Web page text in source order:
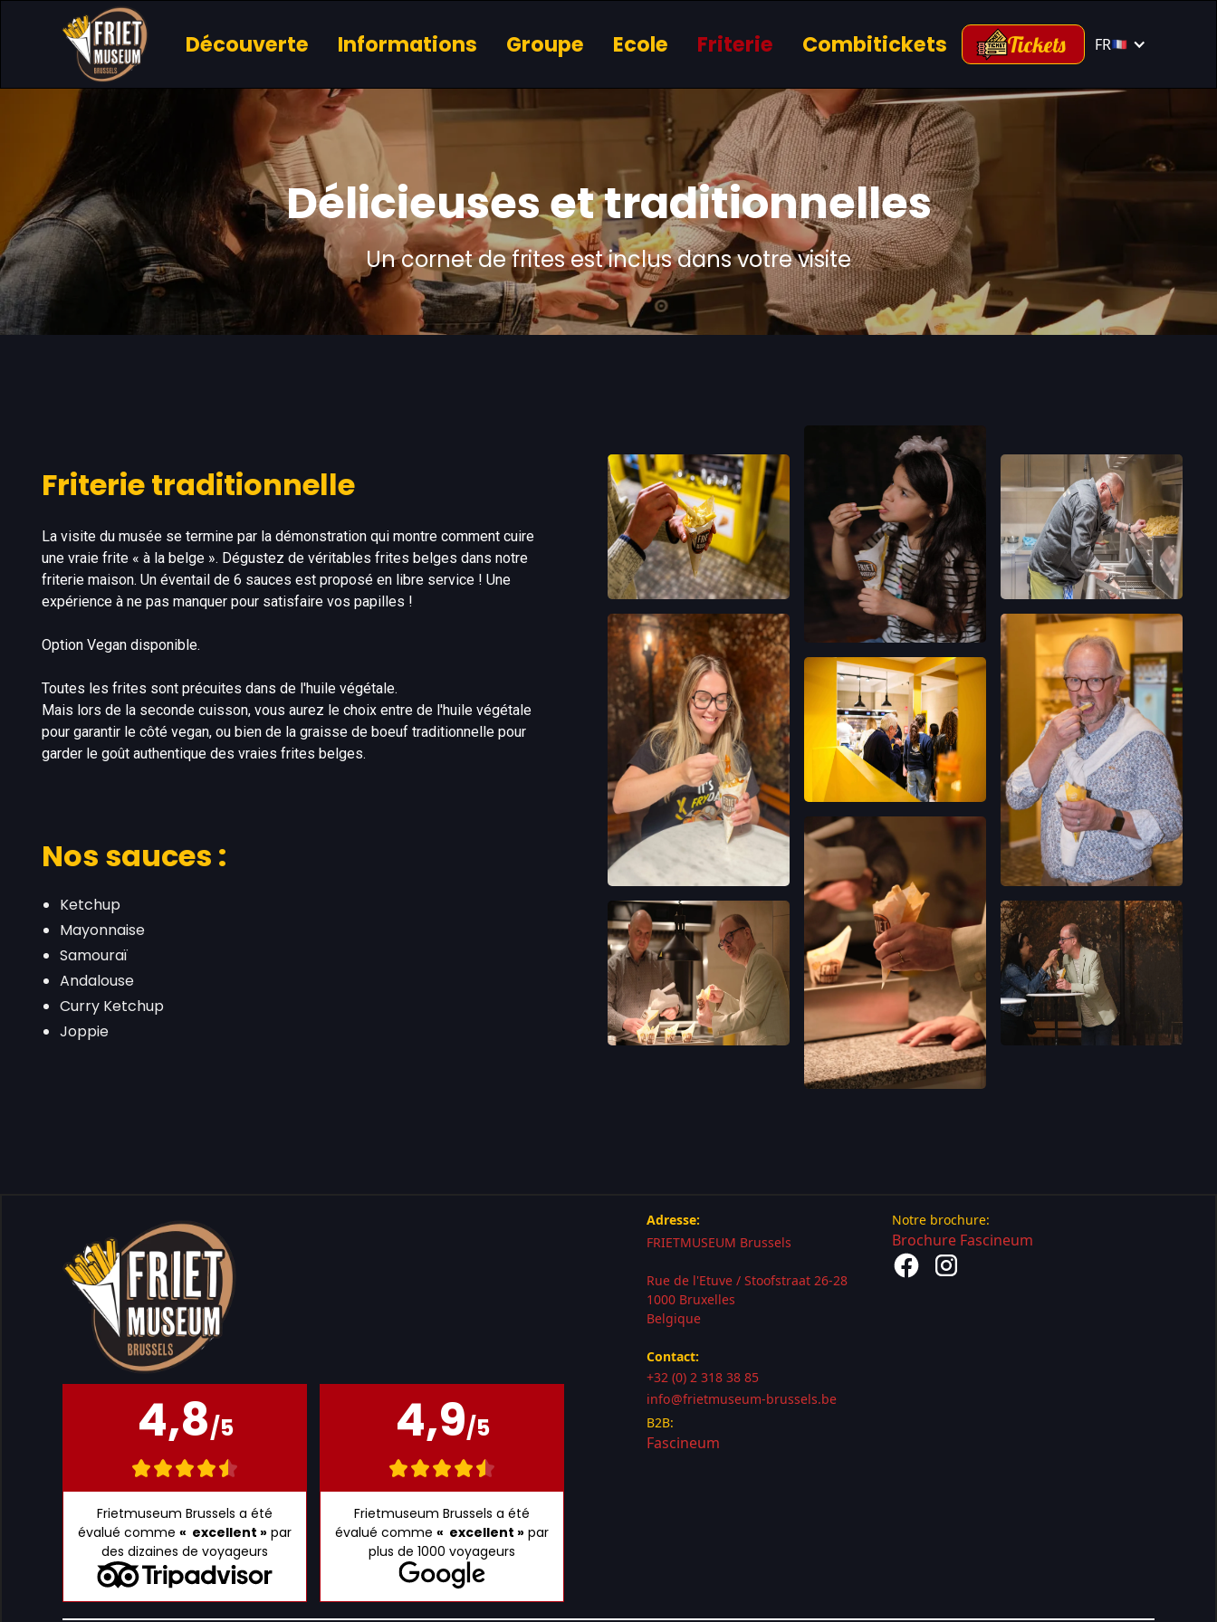
Découverte Informations Groupe Ecole Friterie Combitickets Tickets FR
Délicieuses et traditionnelles
Un cornet de frites est inclus dans votre visite
Friterie traditionnelle
La visite du musée se termine par la démonstration qui montre comment cuire
une vraie frite « à la belge ». Dégustez de véritables frites belges dans notre
friterie maison. Un éventail de 6 sauces est proposé en libre service ! Une
expérience à ne pas manquer pour satisfaire vos papilles !
Option Vegan disponible.
Toutes les frites sont précuites dans de l'huile végétale.
Mais lors de la seconde cuisson, vous aurez le choix entre de l'huile végétale
pour garantir le côté vegan, ou bien de la graisse de boeuf traditionnelle pour
garder le goût authentique des vraies frites belges.
Nos sauces :
Ketchup
Mayonnaise
Samouraï
Andalouse
Curry Ketchup
Joppie
4,8/5
Frietmuseum Brussels a été
évalué comme« excellent » par
des dizaines de voyageurs
4,9/5
Frietmuseum Brussels a été
évalué comme« excellent » par
plus de 1000 voyageurs
Adresse:
FRIETMUSEUM Brussels
Rue de l'Etuve / Stoofstraat 26-28
1000 Bruxelles
Belgique
Contact:
+32 (0) 2 318 38 85
info@frietmuseum-brussels.be
B2B:
Fascineum
Notre brochure:
Brochure Fascineum